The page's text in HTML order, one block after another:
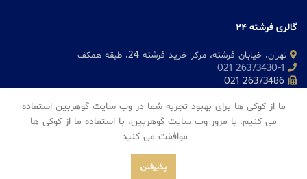
گالری فرشته 24
تهران، خیابان فرشته، مرکز خرید فرشته 24، طبقه همکف
26373430-1 021
ما از کوکی ها برای بهبود تجربه شما در وب سایت گوهربین استفاده
می کنیم. با مرور وب سایت گوهربین، با استفاده ما از کوکی ها
موافقت می کنید.
پذیرفتن